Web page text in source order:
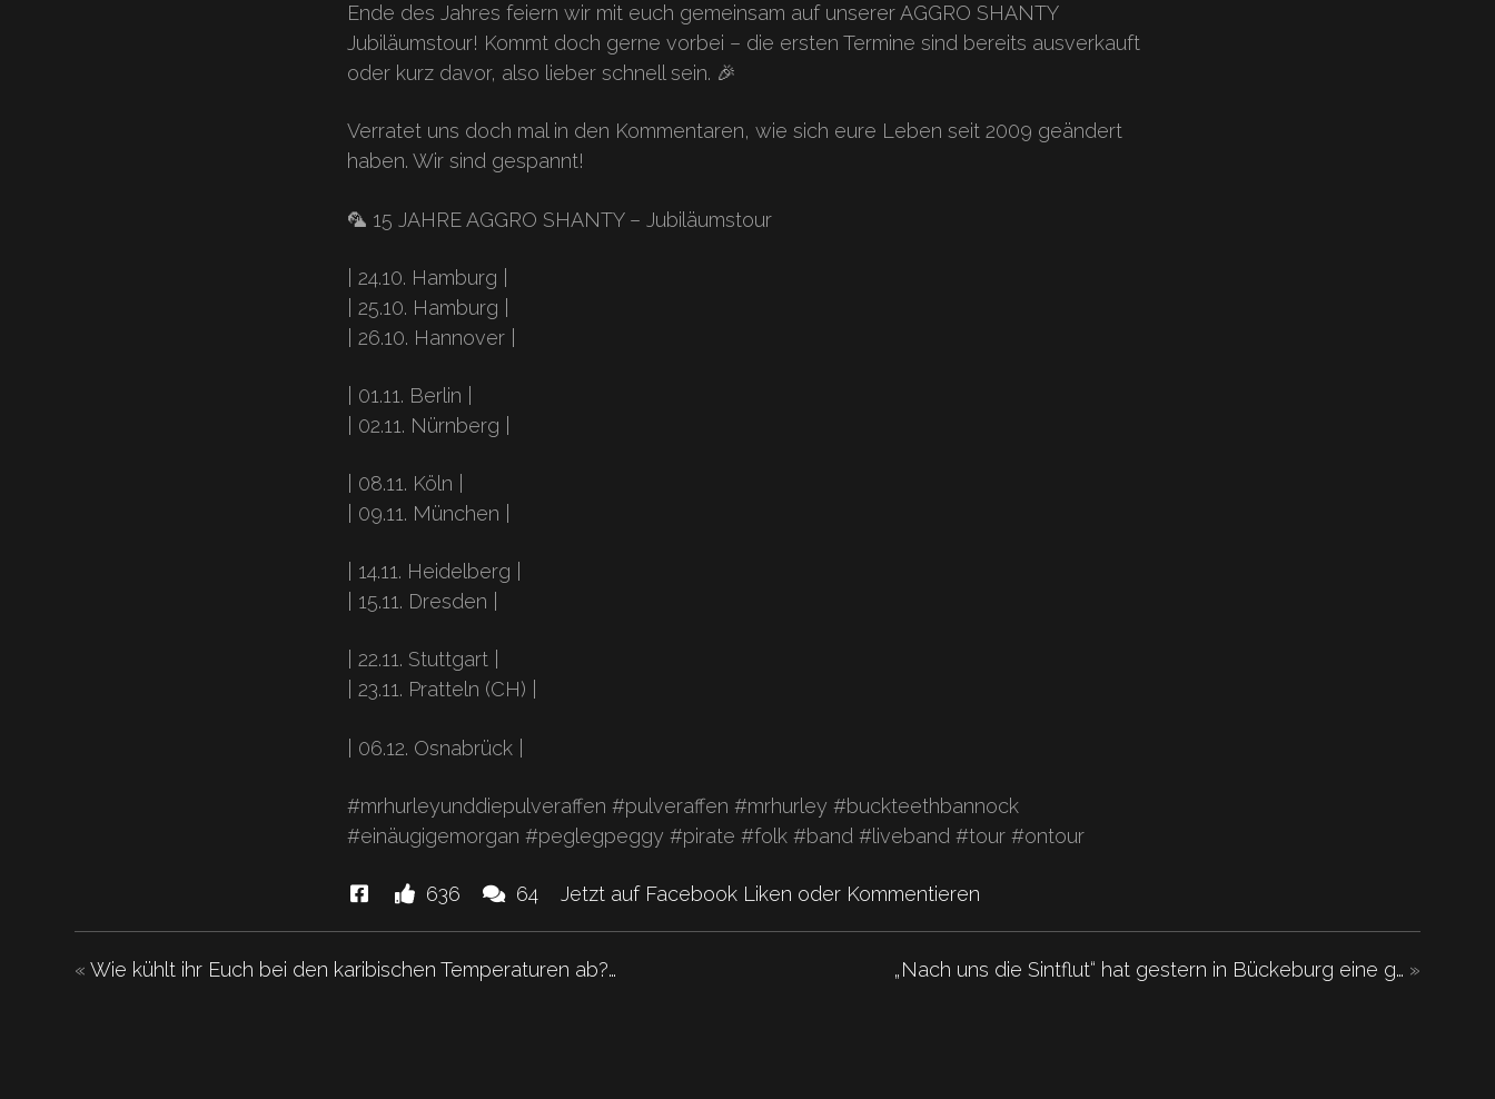
Ende des Jahres feiern wir mit euch gemeinsam auf unserer AGGRO SHANTY
Jubiläumstour! Kommt doch gerne vorbei – die ersten Termine sind bereits ausverkauft
oder kurz davor, also lieber schnell sein. 🎉
Verratet uns doch mal in den Kommentaren, wie sich eure Leben seit 2009 geändert
haben. Wir sind gespannt!
🦜 15 JAHRE AGGRO SHANTY – Jubiläumstour
| 24.10. Hamburg |
| 25.10. Hamburg |
| 26.10. Hannover |
| 01.11. Berlin |
| 02.11. Nürnberg |
| 08.11. Köln |
| 09.11. München |
| 14.11. Heidelberg |
| 15.11. Dresden |
| 22.11. Stuttgart |
| 23.11. Pratteln (CH) |
| 06.12. Osnabrück |
#mrhurleyunddiepulveraffen #pulveraffen #mrhurley #buckteethbannock
#einäugigemorgan #peglegpeggy #pirate #folk #band #liveband #tour #ontour
Diese
Jahre
636
Likes64 Kommentare.
Jetzt auf Facebook Liken oder Kommentieren
«Wie kühlt ihr Euch bei den karibischen Temperaturen ab?… „Nach uns die Sintflut“ hat gestern in Bückeburg eine g… »